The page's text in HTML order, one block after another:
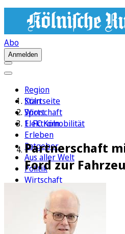
Abo
Anmelden
Region
Köln
Sport
1. FC Köln
Erleben
Ratgeber
Aus aller Welt
Politik
Wirtschaft
Newsletter
E-Paper
Startseite
Wirtschaft
Elektromobilität
Partnerschaft
Ford zur